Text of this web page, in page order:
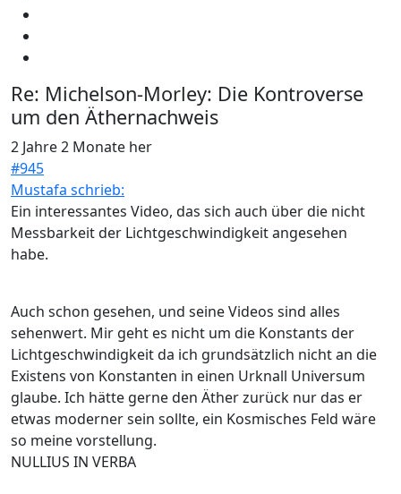
Re: Michelson-Morley: Die Kontroverse
um den Äthernachweis
2 Jahre 2 Monate her
#945
Mustafa schrieb:
Ein interessantes Video, das sich auch über die nicht
Messbarkeit der Lichtgeschwindigkeit angesehen
habe.
Auch schon gesehen, und seine Videos sind alles
sehenwert. Mir geht es nicht um die Konstants der
Lichtgeschwindigkeit da ich grundsätzlich nicht an die
Existens von Konstanten in einen Urknall Universum
glaube. Ich hätte gerne den Äther zurück nur das er
etwas moderner sein sollte, ein Kosmisches Feld wäre
so meine vorstellung.
NULLIUS IN VERBA